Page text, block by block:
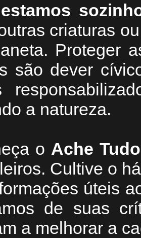
criaturas
Proteger
são dever
a natureza.
o Ache
Cultive o
úteis
de suas
a melhorar a